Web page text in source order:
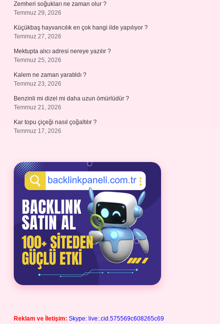
Zemheri soğukları ne zaman olur ?
Temmuz 29, 2026
Küçükbaş hayvancılık en çok hangi ilde yapılıyor ?
Temmuz 27, 2026
Mektupta alıcı adresi nereye yazılır ?
Temmuz 25, 2026
Kalem ne zaman yaratıldı ?
Temmuz 23, 2026
Benzinli mi dizel mi daha uzun ömürlüdür ?
Temmuz 21, 2026
Kar topu çiçeği nasıl çoğaltılır ?
Temmuz 17, 2026
Reklam ve İletişim: Skype: live:.cid.575569c608265c69